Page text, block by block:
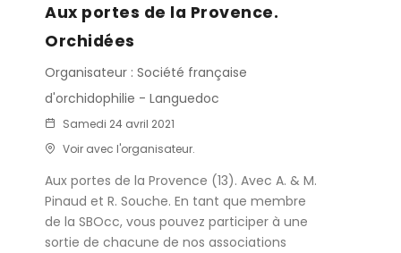
Aux portes de la Provence.
Orchidées
Organisateur : Société française
d'orchidophilie - Languedoc
Samedi 24 avril 2021
Voir avec l'organisateur.
Aux portes de la Provence (13). Avec A. & M.
Pinaud et R. Souche. En tant que membre
de la SBOcc, vous pouvez participer à une
sortie de chacune de nos associations